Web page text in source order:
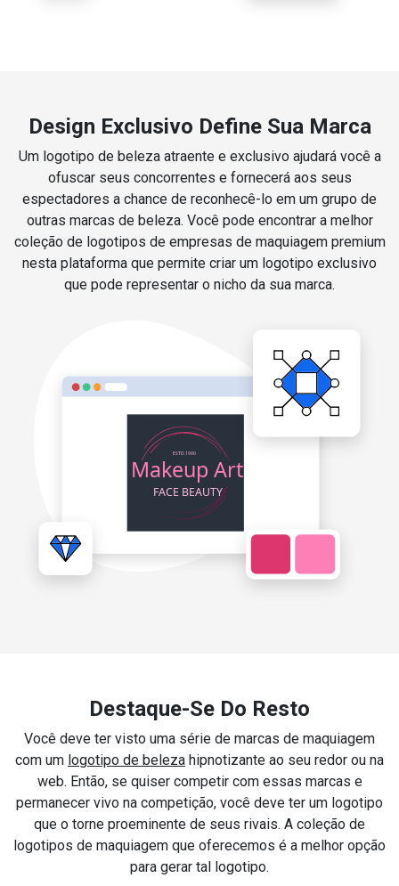
Design Exclusivo Define Sua Marca
Um logotipo de beleza atraente e exclusivo ajudará você a
ofuscar seus concorrentes e fornecerá aos seus
espectadores a chance de reconhecê-lo em um grupo de
outras marcas de beleza. Você pode encontrar a melhor
coleção de logotipos de empresas de maquiagem premium
nesta plataforma que permite criar um logotipo exclusivo
que pode representar o nicho da sua marca.
Destaque-Se Do Resto
Você deve ter visto uma série de marcas de maquiagem
com um logotipo de beleza hipnotizante ao seu redor ou na
web. Então, se quiser competir com essas marcas e
permanecer vivo na competição, você deve ter um logotipo
que o torne proeminente de seus rivais. A coleção de
logotipos de maquiagem que oferecemos é a melhor opção
para gerar tal logotipo.